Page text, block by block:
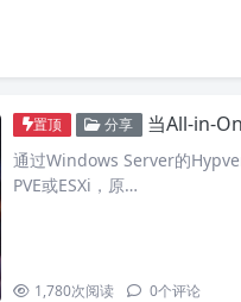
置顶 分享 当All-in-One
通过Windows Server的
PVE或ESXi，原…
1,780次阅读 0个评论